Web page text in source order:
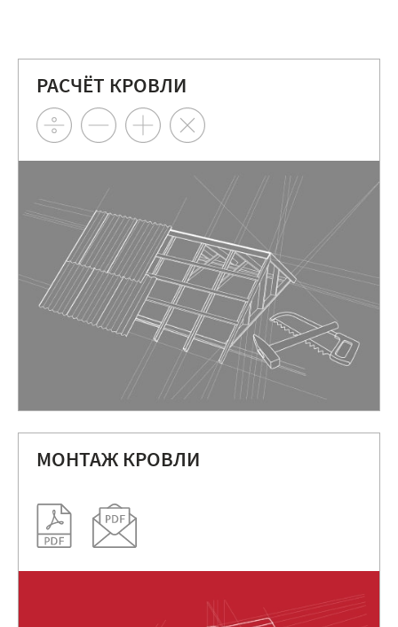
РАСЧЁТ КРОВЛИ
МОНТАЖ КРОВЛИ